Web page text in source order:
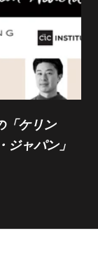
「ケリン
ジャパン」